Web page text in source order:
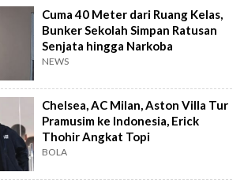
Cuma 40 Meter dari Ruang Kelas,
Bunker Sekolah Simpan Ratusan
Senjata hingga Narkoba
NEWS
Chelsea, AC Milan, Aston Villa Tur
Pramusim ke Indonesia, Erick
Thohir Angkat Topi
BOLA